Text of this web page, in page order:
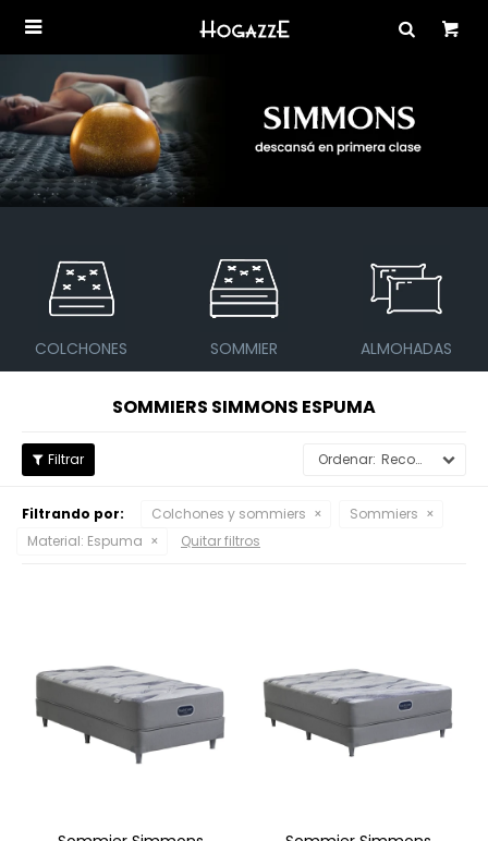

COLCHONES SOMMIER ALMOHADAS
SOMMIERS SIMMONS ESPUMA
Recomendados
Filtrando por: Colchones y sommiers
Sommiers
Material: Espuma Quitar filtros